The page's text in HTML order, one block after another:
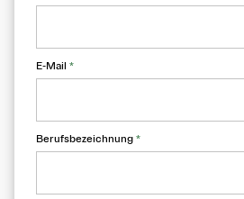
E-Mail *
Berufsbezeichnung *